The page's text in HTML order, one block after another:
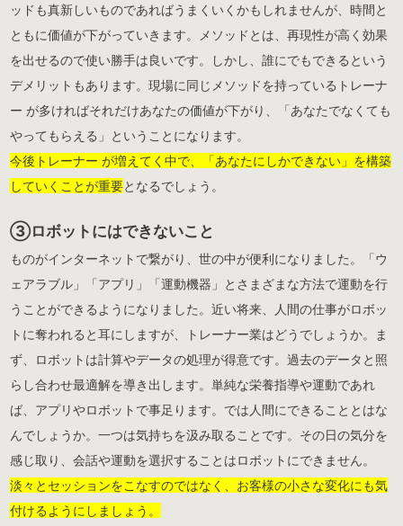
ッドも真新しいものであればうまくいくかもしれませんが、時間と
ともに価値が下がっていきます。メソッドとは、再現性が高く効果
を出せるので使い勝手は良いです。しかし、誰にでもできるという
デメリットもあります。現場に同じメソッドを持っているトレーナ
ー が多ければそれだけあなたの価値が下がり、「あなたでなくても
やってもらえる」ということになります。
今後トレーナー が増えてく中で、「あなたにしかできない」を構築
していくことが重要となるでしょう。
③ロボットにはできないこと
ものがインターネットで繋がり、世の中が便利になりました。「ウ
ェアラブル」「アプリ」「運動機器」とさまざまな方法で運動を行
うことができるようになりました。近い将来、人間の仕事がロボッ
トに奪われると耳にしますが、トレーナー業はどうでしょうか。ま
ず、ロボットは計算やデータの処理が得意です。過去のデータと照
らし合わせ最適解を導き出します。単純な栄養指導や運動であれ
ば、アプリやロボットで事足ります。では人間にできることとはな
んでしょうか。一つは気持ちを汲み取ることです。その日の気分を
感じ取り、会話や運動を選択することはロボットにできません。
淡々とセッションをこなすのではなく、お客様の小さな変化にも気
付けるようにしましょう。